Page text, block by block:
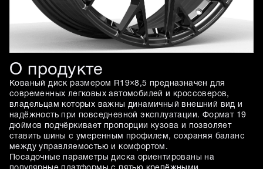
О продукте
Кованый диск размером R19×8,5 предназначен для
современных легковых автомобилей и кроссоверов,
владельцам которых важны динамичный внешний вид и
надёжность при повседневной эксплуатации. Формат 19
дюймов подчёркивает пропорции кузова и позволяет
ставить шины с умеренным профилем, сохраняя баланс
между управляемостью и комфортом.
Посадочные параметры диска ориентированы на